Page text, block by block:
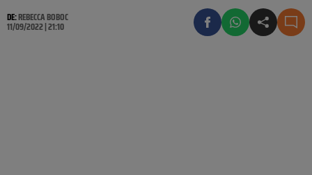
DE:REBECCA BOBOC
11/09/2022 | 21:10